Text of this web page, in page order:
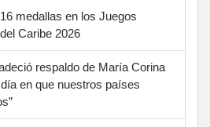
medallas en los Juegos
Caribe 2026
respaldo de María Corina
en que nuestros países